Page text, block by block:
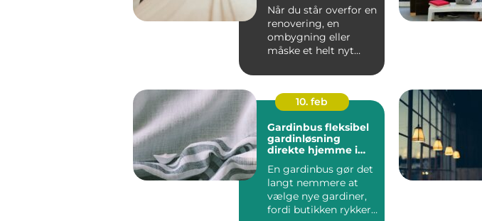
Når du står overfor en
renovering, en
ombygning eller
måske et helt nyt
tømrer...
10. feb
Gardinbus fleksibel
gardinløsning
direkte hjemme i
En gardinbus gør det
langt nemmere at
vælge nye gardiner,
fordi butikken rykker